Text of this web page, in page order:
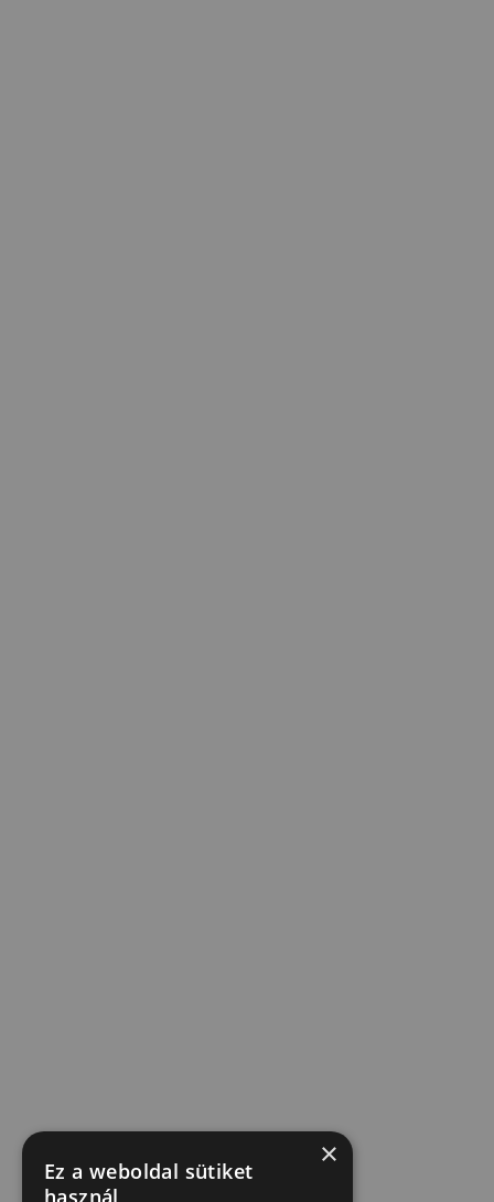
×
Ez a weboldal sütiket
használ